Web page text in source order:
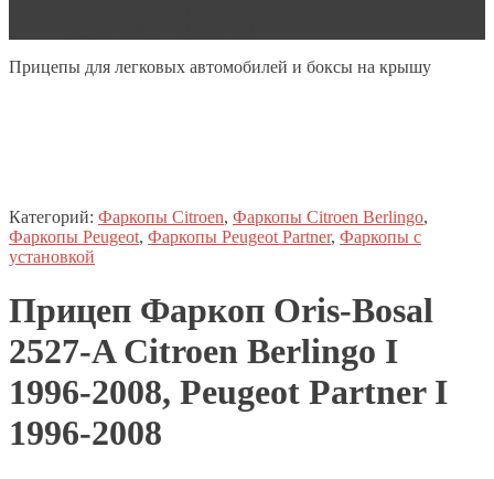
Прицепы для легковых автомобилей и боксы на крышу
Категорий: Фаркопы Citroen, Фаркопы Citroen Berlingo,
Фаркопы Peugeot, Фаркопы Peugeot Partner, Фаркопы с
установкой
Прицеп Фаркоп Oris-Bosal
2527-A Citroen Berlingo I
1996-2008, Peugeot Partner I
1996-2008